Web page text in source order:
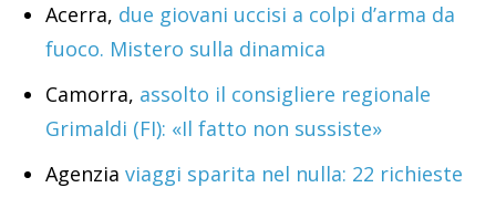
Acerra, due giovani uccisi a colpi d’arma da
fuoco. Mistero sulla dinamica
Camorra, assolto il consigliere regionale
Grimaldi (FI): «Il fatto non sussiste»
Agenzia viaggi sparita nel nulla: 22 richieste